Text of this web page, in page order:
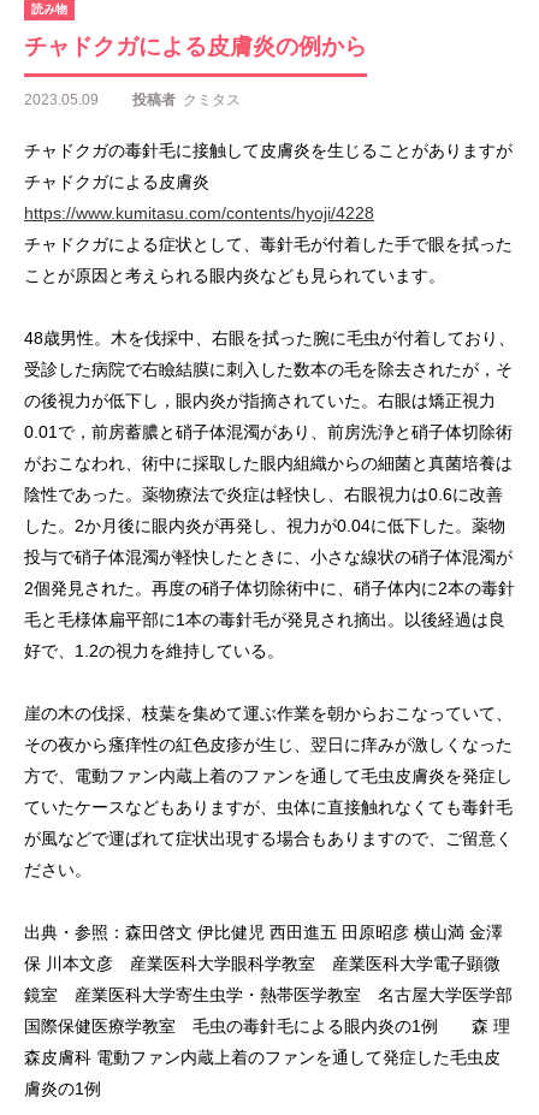
読み物
チャドクガによる皮膚炎の例から
2023.05.09 投稿者 クミタス
チャドクガの毒針毛に接触して皮膚炎を生じることがありますが
チャドクガによる皮膚炎
https://www.kumitasu.com/contents/hyoji/4228
チャドクガによる症状として、毒針毛が付着した手で眼を拭った
ことが原因と考えられる眼内炎なども見られています。
48歳男性。木を伐採中、右眼を拭った腕に毛虫が付着しており、
受診した病院で右瞼結膜に刺入した数本の毛を除去されたが，そ
の後視力が低下し，眼内炎が指摘されていた。右眼は矯正視力
0.01で，前房蓄膿と硝子体混濁があり、前房洗浄と硝子体切除術
がおこなわれ、術中に採取した眼内組織からの細菌と真菌培養は
陰性であった。薬物療法で炎症は軽快し、右眼視力は0.6に改善
した。2か月後に眼内炎が再発し、視力が0.04に低下した。薬物
投与で硝子体混濁が軽快したときに、小さな線状の硝子体混濁が
2個発見された。再度の硝子体切除術中に、硝子体内に2本の毒針
毛と毛様体扁平部に1本の毒針毛が発見され摘出。以後経過は良
好で、1.2の視力を維持している。
崖の木の伐採、枝葉を集めて運ぶ作業を朝からおこなっていて、
その夜から瘙痒性の紅色皮疹が生じ、翌日に痒みが激しくなった
方で、電動ファン内蔵上着のファンを通して毛虫皮膚炎を発症し
ていたケースなどもありますが、虫体に直接触れなくても毒針毛
が風などで運ばれて症状出現する場合もありますので、ご留意く
ださい。
出典・参照：森田啓文 伊比健児 西田進五 田原昭彦 横山満 金澤
保 川本文彦 産業医科大学眼科学教室 産業医科大学電子顕微
鏡室 産業医科大学寄生虫学・熱帯医学教室 名古屋大学医学部
国際保健医療学教室 毛虫の毒針毛による眼内炎の1例 森 理
森皮膚科 電動ファン内蔵上着のファンを通して発症した毛虫皮
膚炎の1例